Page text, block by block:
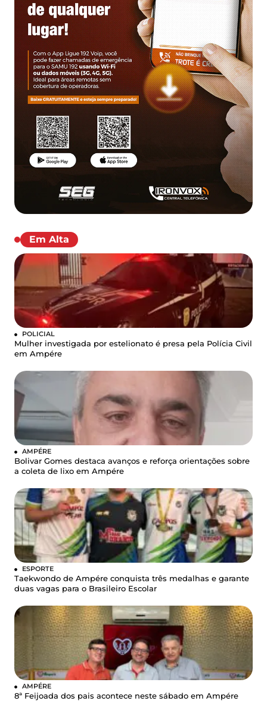
Em Alta
POLICIAL
Mulher investigada por estelionato é presa pela Polícia Civil
em Ampére
AMPÉRE
Bolivar Gomes destaca avanços e reforça orientações sobre
a coleta de lixo em Ampére
ESPORTE
Taekwondo de Ampére conquista três medalhas e garante
duas vagas para o Brasileiro Escolar
AMPÉRE
8ª Feijoada dos pais acontece neste sábado em Ampére